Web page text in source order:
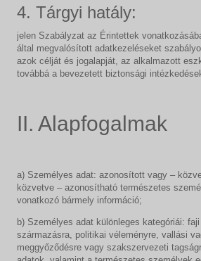
4. Tárgyi hatály:
jelen Szabályzat az Érintettek
által megvalósított adatkezeléseket
azok célját és jogalapját, az alkalmazott
továbbá a bevezetett biztonsági
II. Alapfogalmak
a) Személyes adat: azonosított vagy –
közvetve – azonosítható természetes
vonatkozó bármely információ;
b) Személyes adat különleges kategóriái:
származásra, politikai véleményre, vallási
meggyőződésre vagy szakszervezeti